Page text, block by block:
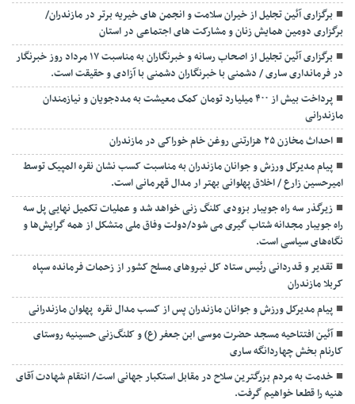
برگزاری آئین تجلیل از خیران سلامت و انجمن های خیریه برتر در مازندران/
برگزاری دومین همایش زنان و مشارکت های اجتماعی در استان
برگزاری آئین تجلیل از اصحاب رسانه و خبرنگاران به مناسبت ۱۷ مرداد روز خبرنگار
در فرمانداری ساری / دشمنی با خبرنگاران دشمنی با آزادی و حقیقت است.
پرداخت بیش از ۴۰۰ میلیارد تومان کمک معیشت به مددجویان و نیازمندان
مازندرانی
احداث مخازن ۲۵ هزارتنی روغن خام خوراکی در مازندران
پیام مدیرکل ورزش و جوانان مازندران به مناسبت کسب نشان نقره المپیک توسط
امیرحسین زارع / اخلاق پهلوانی بهتر ار مدال قهرمانی است.
زیرگذر سه راه جویبار بزودی کلنگ زنی خواهد شد و عملیات تکمیل نهایی پل سه
راه جویبار مجدانه شتاب گیری می شود/دولت وفاق ملی متشکل از همه گرایش‌ها و
نگاه‌های سیاسی است.
تقدیر و قدردانی رئیس ستاد کل نیرو‌های مسلح کشور از زحمات فرمانده سپاه
کربلا مازندران
پیام مدیرکل ورزش و جوانان مازندران پس از کسب مدال نقره پهلوان مازندرانی
آئین افتتاحیه مسجد حضرت موسی ابن جعفر (ع) و کلنگ‌زنی حسینیه روستای
کارنام بخش چهاردانگه ساری
خدمت به مردم بزرگترین سلاح در مقابل استکبار جهانی است/ انتقام شهادت آقای
هنیه را قطعا خواهیم گرفت.